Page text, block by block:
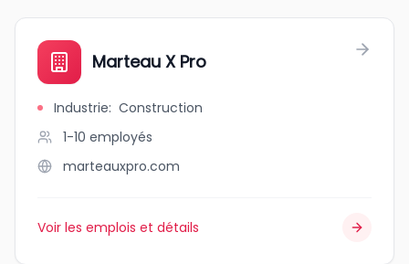
Marteau X Pro
Industrie: Construction
1-10 employés
marteauxpro.com
Voir les emplois et détails